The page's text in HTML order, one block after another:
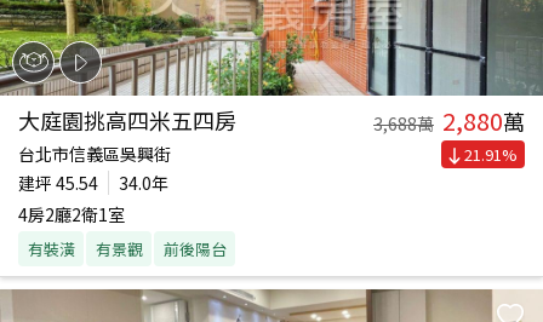
大庭園挑高四米五四房 3,688萬 2,880萬
台北市信義區吳興街
建坪 45.54
34.0年
4房2廳2衛1室
有裝潢 有景觀 前後陽台
21.91%